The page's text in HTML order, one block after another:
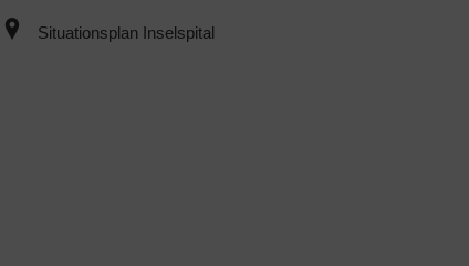
Situationsplan Inselspital